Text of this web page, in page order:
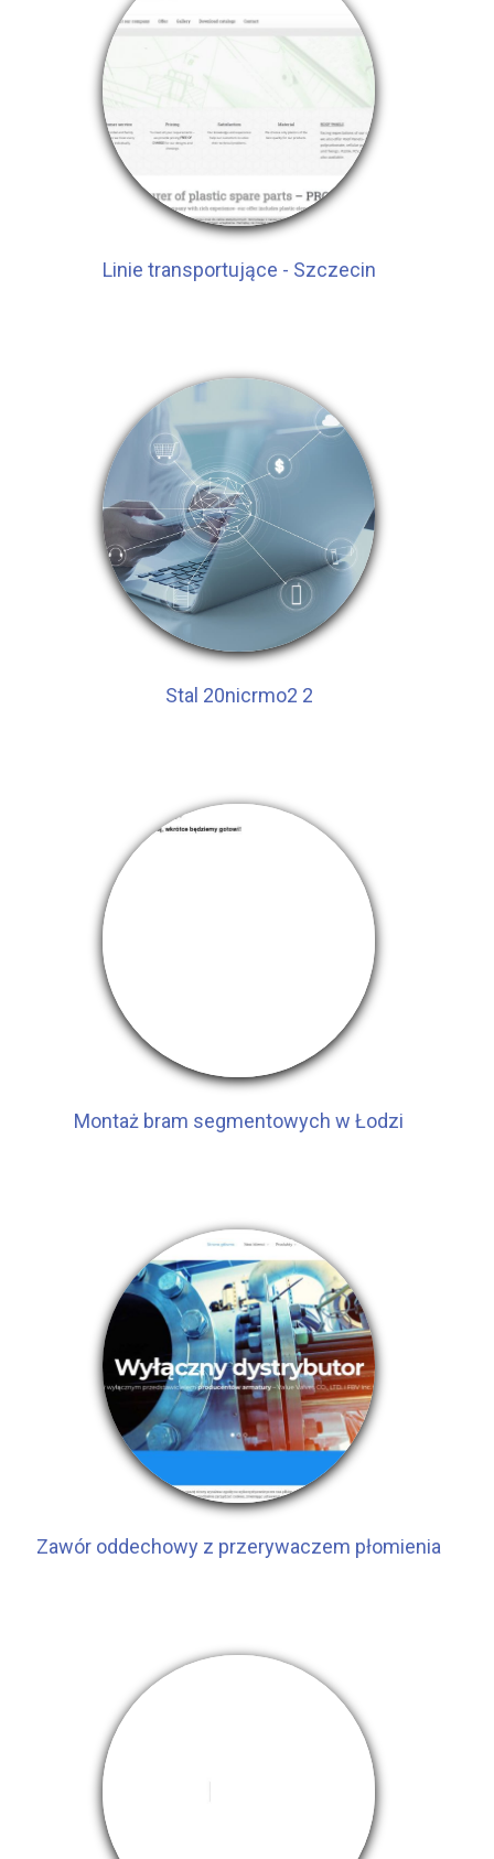
Linie transportujące - Szczecin
Stal 20nicrmo2 2
Montaż bram segmentowych w Łodzi
Zawór oddechowy z przerywaczem płomienia